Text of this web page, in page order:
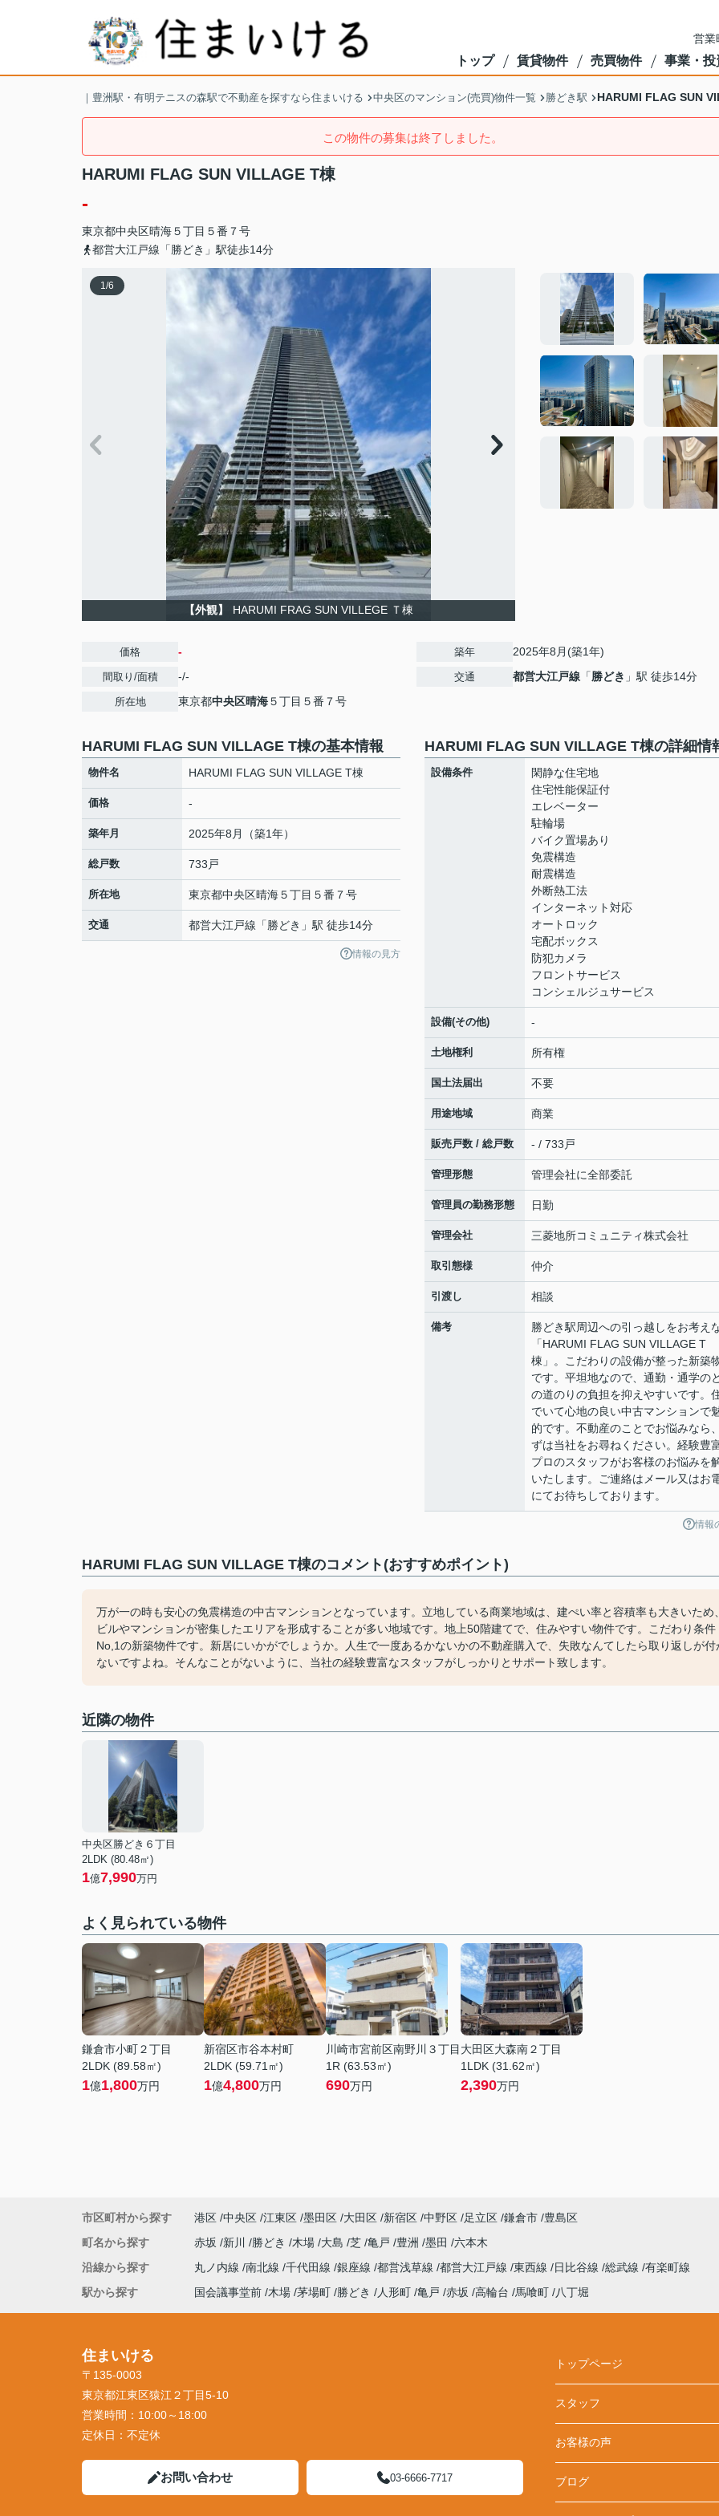
営
トップ 賃貸物件 売買物件 事業・投
｜豊洲駅・有明テニスの森駅で不動産を探すなら住まいける 中央区のマンション(売買)物件一覧 勝どき駅 HARUMI FLAG SUN
この物件の募集は終了しました。
HARUMI FLAG SUN VILLAGE T棟
-
東京都中央区晴海５丁目５番７号
都営大江戸線「勝どき」駅徒歩14分
1/6
【外観】 HARUMI FRAG SUN VILLEGE Ｔ棟
価格 -
間取り/面積 -/-
所在地 東京都中央区晴海５丁目５番７号
築年 2025年8月(築1年)
交通 都営大江戸線 「勝どき 」駅 徒歩14分
HARUMI FLAG SUN VILLAGE T棟の基本情報
物件名 HARUMI FLAG SUN VILLAGE T棟
価格 -
築年月 2025年8月（築1年）
総戸数 733戸
所在地 東京都中央区晴海５丁目５番７号
交通 都営大江戸線 「 勝どき 」駅 徒歩14分
情報の見方
HARUMI FLAG SUN VILLAGE T棟の詳細情
設備条件
閑静な住宅地
住宅性能保証付
エレベーター
駐輪場
バイク置場あり
免震構造
耐震構造
外断熱工法
インターネット対応
オートロック
宅配ボックス
防犯カメラ
フロントサービス
コンシェルジュサービス
設備(その他) -
土地権利 所有権
国土法届出 不要
用途地域 商業
販売戸数 / 総戸数 - / 733戸
管理形態 管理会社に全部委託
管理員の勤務形態 日勤
管理会社 三菱地所コミュニティ株式会社
取引態様 仲介
引渡し 相談
備考
勝どき駅周辺への引っ越しをお考え
「HARUMI FLAG SUN VILLAGE T
棟」。こだわりの設備が整った新築
です。平坦地なので、通勤・通学の
の道のりの負担を抑えやすいです。
でいて心地の良い中古マンションで
的です。不動産のことでお悩みなら
ずは当社をお尋ねください。経験豊
プロのスタッフがお客様のお悩みを
いたします。ご連絡はメール又はお
にてお待ちしております。
情報
HARUMI FLAG SUN VILLAGE T棟のコメント(おすすめポイント)
万が一の時も安心の免震構造の中古マンションとなっています。立地している商業地域は、建ぺい率と容積率も大きいため
ビルやマンションが密集したエリアを形成することが多い地域です。地上50階建てで、住みやすい物件です。こだわり条件
No,1の新築物件です。新居にいかがでしょうか。人生で一度あるかないかの不動産購入で、失敗なんてしたら取り返しが付
ないですよね。そんなことがないように、当社の経験豊富なスタッフがしっかりとサポート致します。
近隣の物件
中央区勝どき６丁目
2LDK (80.48㎡)
1億7,990万円
よく見られている物件
鎌倉市小町２丁目
2LDK (89.58㎡)
1億1,800万円
新宿区市谷本村町
2LDK (59.71㎡)
1億4,800万円
川崎市宮前区南野川３丁目
1R (63.53㎡)
690万円
大田区大森南２丁目
1LDK (31.62㎡)
2,390万円
市区町村から探す 港区 中央区 江東区 墨田区 大田区 新宿区 中野区 足立区 鎌倉市 豊島区
町名から探す
赤坂 新川 勝どき 木場 大島 芝 亀戸 豊洲 墨田
六本木
沿線から探す
丸ノ内線 南北線 千代田線 銀座線 都営浅草線 都営大江戸線 東西線 日比谷線 総武線 有楽町線
駅から探す
国会議事堂前 木場 茅場町 勝どき 人形町 亀戸 赤坂 高輪台 馬喰町 八丁堀
住まいける
〒135-0003
東京都江東区猿江２丁目5-10
営業時間： 10:00～18:00
定休日： 不定休
お問い合わせ 03-6666-7717
トップページ
スタッフ
お客様の声
ブログ